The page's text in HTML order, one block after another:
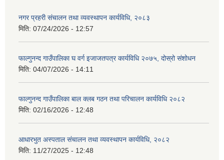
नगर प्रहरी संचालन तथा व्यवस्थापन कार्यविधि, २०८३
मिति: 07/24/2026 - 12:57
फाल्गुनन्द गाउँपालिका घ वर्ग इजाजतपत्र कार्यविधि २०७५, दोस्रो संशोधन
मिति: 04/07/2026 - 14:11
फाल्गुनन्द गाउँपालिका बाल क्लब गठन तथा परिचालन कार्यविधि २०८२
मिति: 02/16/2026 - 12:48
आधारभुत अस्पताल संचालन तथा व्यवस्थापन कार्यविधि, २०८२
मिति: 11/27/2025 - 12:48